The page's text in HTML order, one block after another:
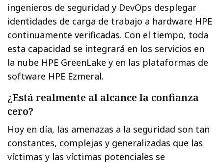
ingenieros de seguridad y DevOps desplegar
identidades de carga de trabajo a hardware HPE
continuamente verificadas. Con el tiempo, toda
esta capacidad se integrará en los servicios en
la nube HPE GreenLake y en las plataformas de
software HPE Ezmeral.
¿Está realmente al alcance la confianza
cero?
Hoy en día, las amenazas a la seguridad son tan
constantes, complejas y generalizadas que las
víctimas y las víctimas potenciales se